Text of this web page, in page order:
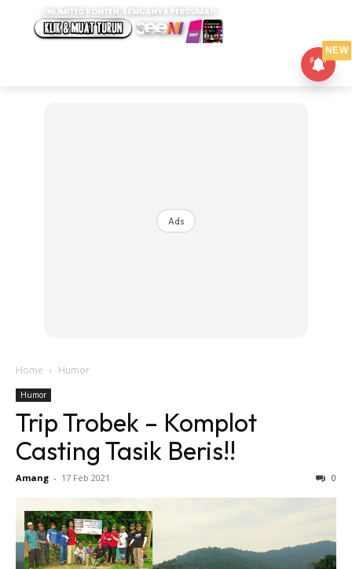
Ads
Home Humor
Humor
Trip Trobek – Komplot
Casting Tasik Beris!!
Amang - 17 Feb 2021 0
NEW